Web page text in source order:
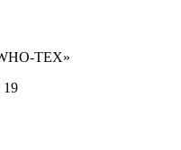
TEX»
19